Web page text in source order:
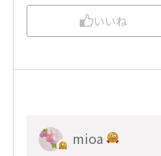
いいね
mioa